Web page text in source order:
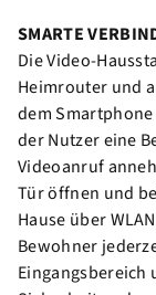
SMARTE
Die Video-
Heimrouter und
dem
der Nutzer eine
Videoanruf
Tür öffnen und
Hause über
Bewohner
Eingangsbereich